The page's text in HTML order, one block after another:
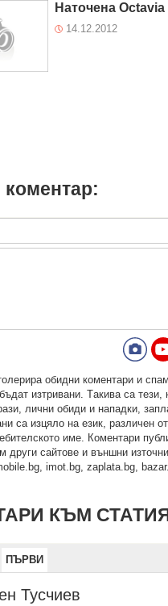
Наточена
14.12.2012
oбидни кoмeнтaри и
изтривaни. Тaкивa ca тeзи,
лични oбиди и нaпaдки,
са изцялo нa eзик, рaзличeн
име. Коментари
други сайтове и външни
imot.bg, zaplata.bg,
КЪМ
ПЪРВИ
Тусчиев